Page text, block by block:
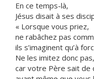
En ce temps-là,
Jésus disait à ses
« Lorsque vous priez,
ne rabâchez pas
ils s’imaginent qu’à
Ne les imitez donc pas,
car votre Père sait de